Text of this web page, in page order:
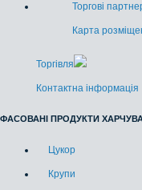
Торгові
Карта
Торгівля
Контактна інформація
ФАСОВАНІ ПРОДУКТИ
Цукор
Крупи